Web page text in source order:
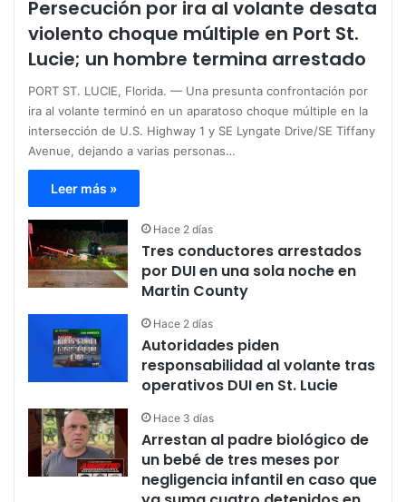
Persecución por ira al volante desata
violento choque múltiple en Port St.
Lucie; un hombre termina arrestado
PORT ST. LUCIE, Florida. — Una presunta confrontación por
ira al volante terminó en un aparatoso choque múltiple en la
intersección de U.S. Highway 1 y SE Lyngate Drive/SE Tiffany
Avenue, dejando a varias personas…
Leer más »
Hace 2 días
Tres conductores arrestados
por DUI en una sola noche en
Martin County
Hace 2 días
Autoridades piden
responsabilidad al volante tras
operativos DUI en St. Lucie
Hace 3 días
Arrestan al padre biológico de
un bebé de tres meses por
negligencia infantil en caso que